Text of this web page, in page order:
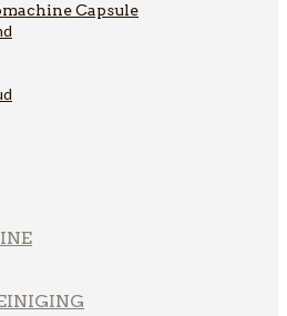
Capsule